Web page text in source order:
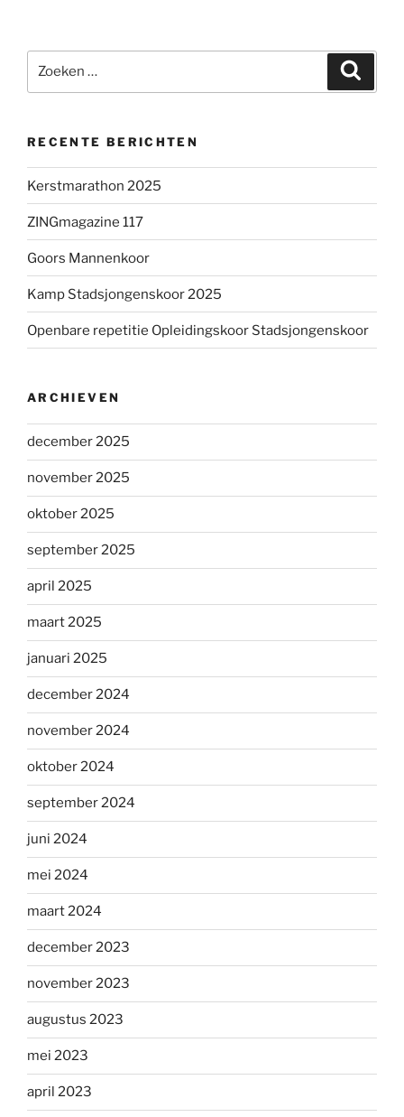
naar:
RECENTE BERICHTEN
Kerstmarathon 2025
ZINGmagazine 117
Goors Mannenkoor
Kamp Stadsjongenskoor 2025
Openbare repetitie Opleidingskoor Stadsjongenskoor
ARCHIEVEN
december 2025
november 2025
oktober 2025
september 2025
april 2025
maart 2025
januari 2025
december 2024
november 2024
oktober 2024
september 2024
juni 2024
mei 2024
maart 2024
december 2023
november 2023
augustus 2023
mei 2023
april 2023